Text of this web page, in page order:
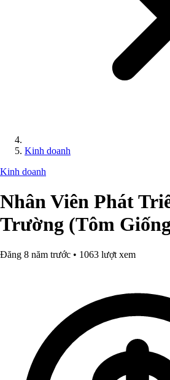
Kinh doanh
Kinh doanh
Nhân Viên Phát
Trường (Tôm
Đăng 8 năm trước • 1063 lượt xem